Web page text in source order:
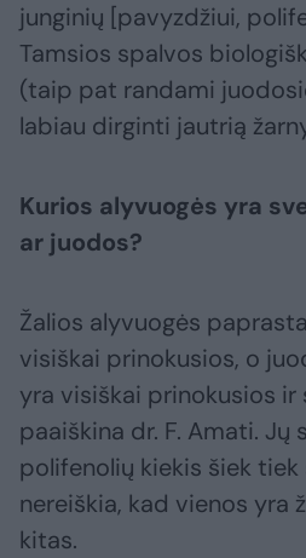
junginių [pavyzdžiui,
Tamsios spalvos
(taip pat randami
labiau dirginti jautrią
Kurios alyvuogės yra
ar juodos?
Žalios alyvuogės
visiškai prinokusios, o
yra visiškai prinokusios ir
paaiškina dr. F. Amati. Jų
polifenolių kiekis šiek
nereiškia, kad vienos yra
kitas.